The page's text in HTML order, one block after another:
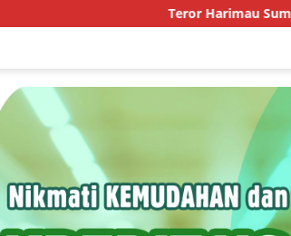
Teror Harimau Sumatra di